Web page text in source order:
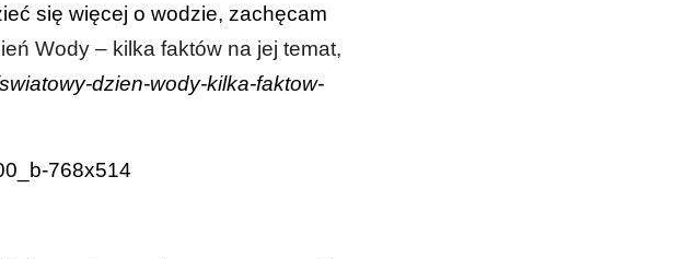
się więcej o wodzie, zachęcam
Wody – kilka faktów na jej temat,
dzien-wody-kilka-faktow-